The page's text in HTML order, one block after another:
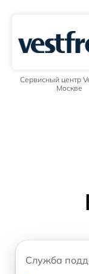
Сервисный центр
Москве
Служба